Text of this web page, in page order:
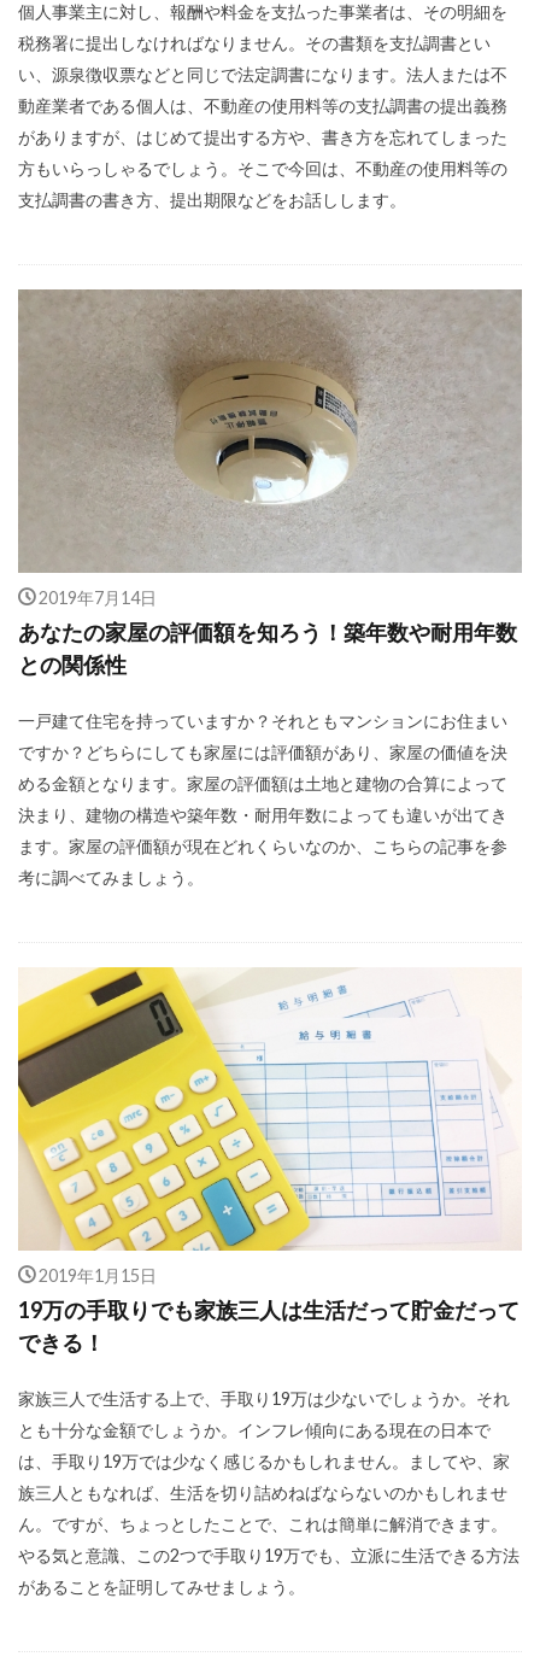
個人事業主に対し、報酬や料金を支払った事業者は、その明細を
税務署に提出しなければなりません。その書類を支払調書とい
い、源泉徴収票などと同じで法定調書になります。法人または不
動産業者である個人は、不動産の使用料等の支払調書の提出義務
がありますが、はじめて提出する方や、書き方を忘れてしまった
方もいらっしゃるでしょう。そこで今回は、不動産の使用料等の
支払調書の書き方、提出期限などをお話しします。
2019年7月14日
あなたの家屋の評価額を知ろう！築年数や耐用年数
との関係性
一戸建て住宅を持っていますか？それともマンションにお住まい
ですか？どちらにしても家屋には評価額があり、家屋の価値を決
める金額となります。家屋の評価額は土地と建物の合算によって
決まり、建物の構造や築年数・耐用年数によっても違いが出てき
ます。家屋の評価額が現在どれくらいなのか、こちらの記事を参
考に調べてみましょう。
2019年1月15日
19万の手取りでも家族三人は生活だって貯金だって
できる！
家族三人で生活する上で、手取り19万は少ないでしょうか。それ
とも十分な金額でしょうか。インフレ傾向にある現在の日本で
は、手取り19万では少なく感じるかもしれません。ましてや、家
族三人ともなれば、生活を切り詰めねばならないのかもしれませ
ん。ですが、ちょっとしたことで、これは簡単に解消できます。
やる気と意識、この2つで手取り19万でも、立派に生活できる方法
があることを証明してみせましょう。